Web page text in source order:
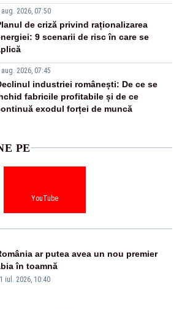
2026, 07:50
de criză privind raționalizarea
9 scenarii de risc în care se
2026, 07:45
industriei românești: De ce se
fabricile profitabile și de ce
exodul forței de muncă
PE
YouTube
ar putea avea un nou premier
în toamnă
iul. 2026, 10:40